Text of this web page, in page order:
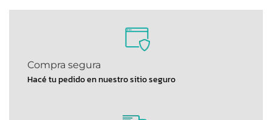
Compra segura
Hacé tu pedido en nuestro sitio seguro